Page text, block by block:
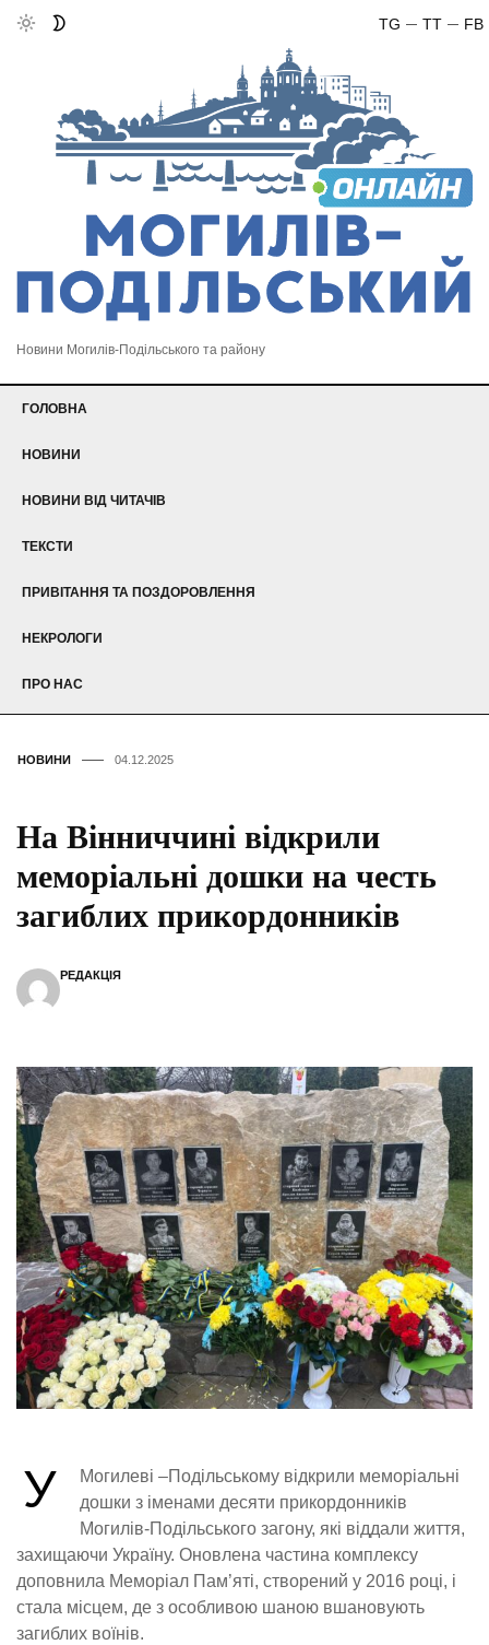
FB
TT
TG
Новини Могилів-Подільського та району
ГОЛОВНА
НОВИНИ
НОВИНИ ВІД ЧИТАЧІВ
ТЕКСТИ
ПРИВІТАННЯ ТА ПОЗДОРОВЛЕННЯ
НЕКРОЛОГИ
ПРО НАС
НОВИНИ 04.12.2025
На Вінниччині відкрили
меморіальні дошки на честь
загиблих прикордонників
РЕДАКЦІЯ
У
Могилеві –Подільському відкрили меморіальні
дошки з іменами десяти прикордонників
Могилів-Подільського загону, які віддали життя,
захищаючи Україну. Оновлена частина комплексу
доповнила Меморіал Пам’яті, створений у 2016 році, і
стала місцем, де з особливою шаною вшановують
загиблих воїнів.